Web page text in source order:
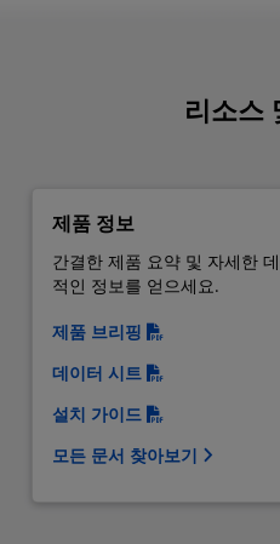
리소스
제품 정보
간결한 제품 요약 및 자세한
적인 정보를 얻으세요.
제품 브리핑
데이터 시트
설치 가이드
모든 문서 찾아보기